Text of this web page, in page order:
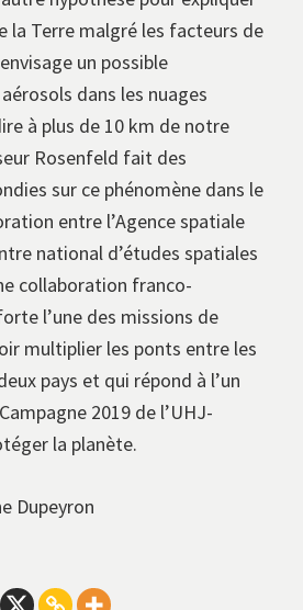
la Terre malgré les facteurs de
un possible
dans les nuages
à plus de 10 km de notre
Rosenfeld fait des
sur ce phénomène dans le
entre l’Agence spatiale
national d’études spatiales
collaboration franco-
l’une des missions de
multiplier les ponts entre les
pays et qui répond à l’un
2019 de l’UHJ-
la planète.
Dupeyron